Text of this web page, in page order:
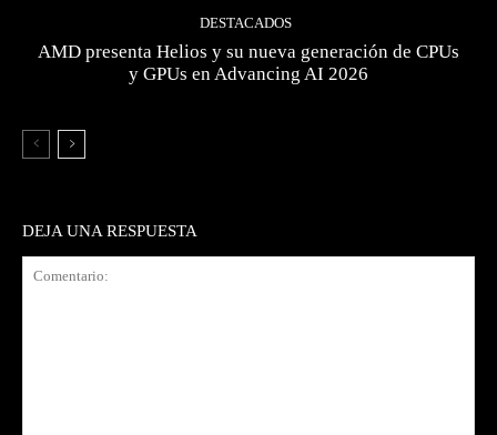
DESTACADOS
AMD presenta Helios y su nueva generación de CPUs
y GPUs en Advancing AI 2026
DEJA UNA RESPUESTA